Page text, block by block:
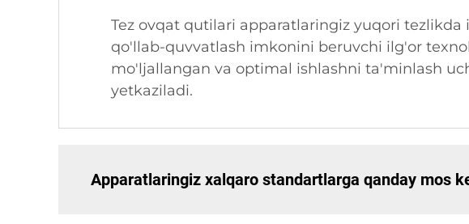
Tez ovqat qutilari apparatlaringiz yuqori
qo'llab-quvvatlash imkonini beruvchi ilg'or
mo'ljallangan va optimal ishlashni ta'minlash
yetkaziladi.
Apparatlaringiz xalqaro standartlarga qanday mos